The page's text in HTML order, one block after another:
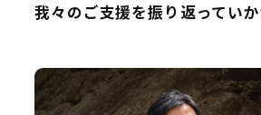
我々のご支援を振り返ってい